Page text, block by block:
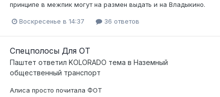
принципе в межпик могут на размен выдать и на Владыкино.
Воскресенье в 14:37 36 ответов
Спецполосы Для ОТ
Паштет ответил KOLORADO тема в Наземный
общественный транспорт
Алиса просто почитала ФОТ